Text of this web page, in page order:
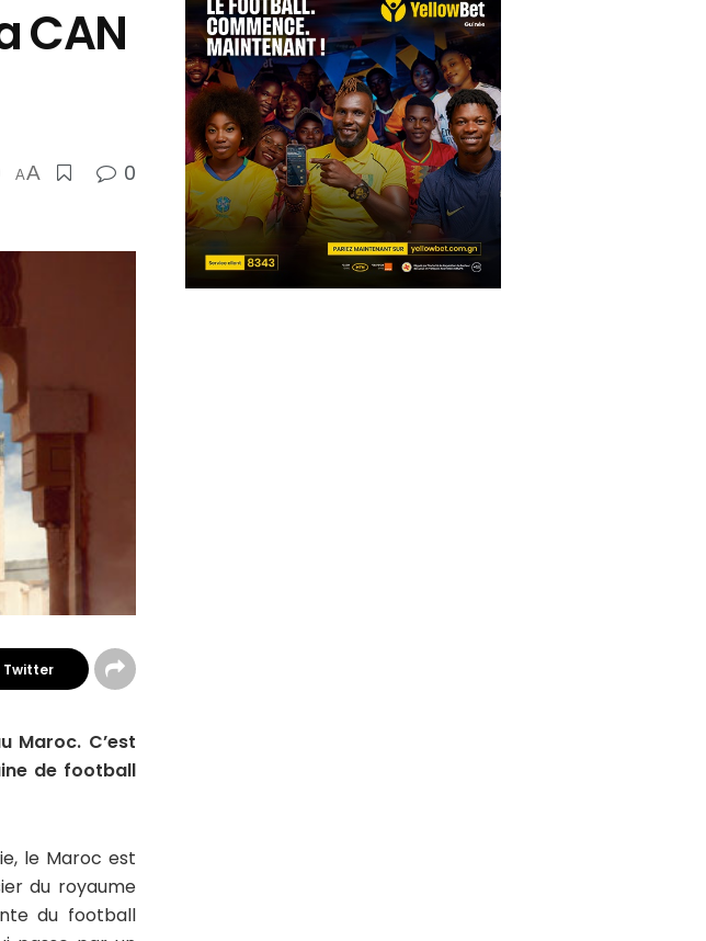
CAN
AA 0
Twitter
Maroc. C’est
de football
le Maroc est
du royaume
du football